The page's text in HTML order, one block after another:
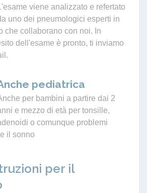
L'esame viene analizzato e refertato
uno dei pneumologici esperti in
che collaborano con noi. In
dell'esame è pronto, ti inviamo
pediatrica
per bambini a partire dai 2
e mezzo di età per tonsille,
o comunque problemi
il sonno
per il